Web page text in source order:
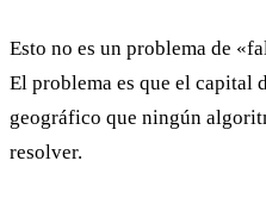
Esto no es un problema de
El problema es que el capital
geográfico que ningún
resolver.